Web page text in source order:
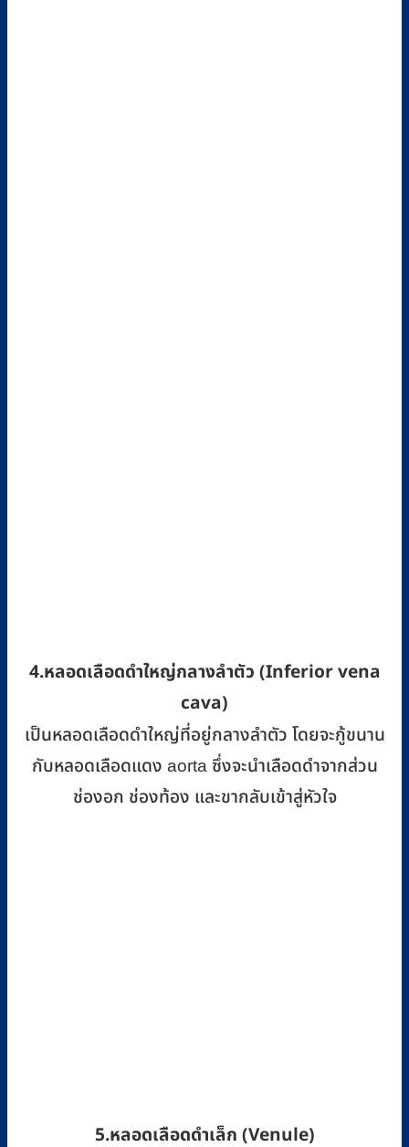
4.หลอดเลือดดำใหญ่กลางลำตัว (Inferior vena
cava)
เป็นหลอดเลือดดำใหญ่ที่อยู่กลางลำตัว โดยจะกู้ขนาน
กับหลอดเลือดแดง aorta ซึ่งจะนำเลือดดำจากส่วน
ช่องอก ช่องท้อง และขากลับเข้าสู่หัวใจ
5.หลอดเลือดดำเล็ก (Venule)